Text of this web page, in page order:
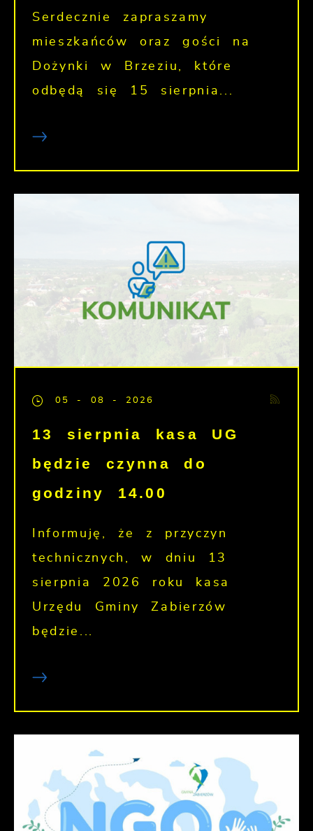
Serdecznie zapraszamy
mieszkańców oraz gości na
Dożynki w Brzeziu, które
odbędą się 15 sierpnia...
05 - 08 - 2026
13 sierpnia kasa UG
będzie czynna do
godziny 14.00
Informuję, że z przyczyn
technicznych, w dniu 13
sierpnia 2026 roku kasa
Urzędu Gminy Zabierzów
będzie...